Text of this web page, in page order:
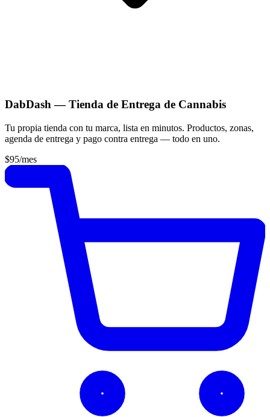
DabDash — Tienda de Entrega de Cannabis
Tu propia tienda con tu marca, lista en minutos. Productos, zonas,
agenda de entrega y pago contra entrega — todo en uno.
$95/mes